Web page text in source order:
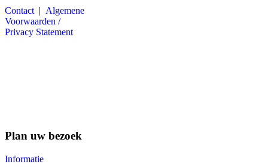
Contact | Algemene
Voorwaarden /
Privacy Statement
Plan uw bezoek
Informatie